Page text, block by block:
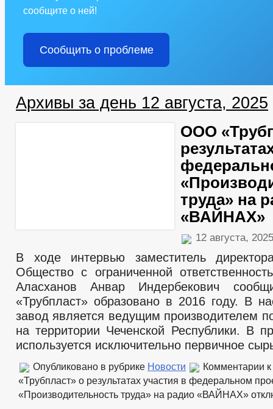
сообщите о ней!
Сообщить о проблеме
Архивы за день 12 августа, 2025
ООО
труда» на
«ВАЙНАХ»
12 августа,
В ходе интервью заместитель
Общество с ограниченной
Аласханов Анвар Индербекович
«Трубпласт» образовано в 2016 году. В
завод является ведущим производителем
на территории Чеченской Республики. В
используется исключительно первичное
Опубликовано в рубрике Новости Комментарии
«Трубпласт» о результатах участия в федеральном
«Производительность труда» на радио «ВАЙНАХ»